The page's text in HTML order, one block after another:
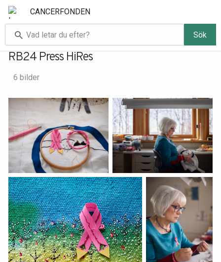
CANCERFONDEN
Sök
RB24 Press HiRes
6 bilder